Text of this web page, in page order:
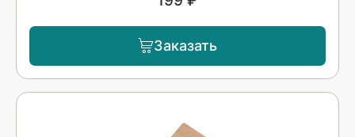
Заказать